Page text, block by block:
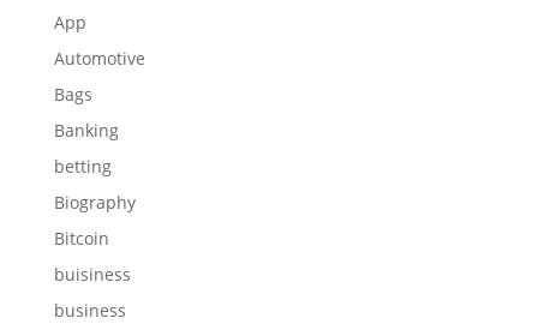
App
Automotive
Bags
Banking
betting
Biography
Bitcoin
buisiness
business